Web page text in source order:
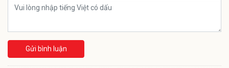
Gửi bình luận